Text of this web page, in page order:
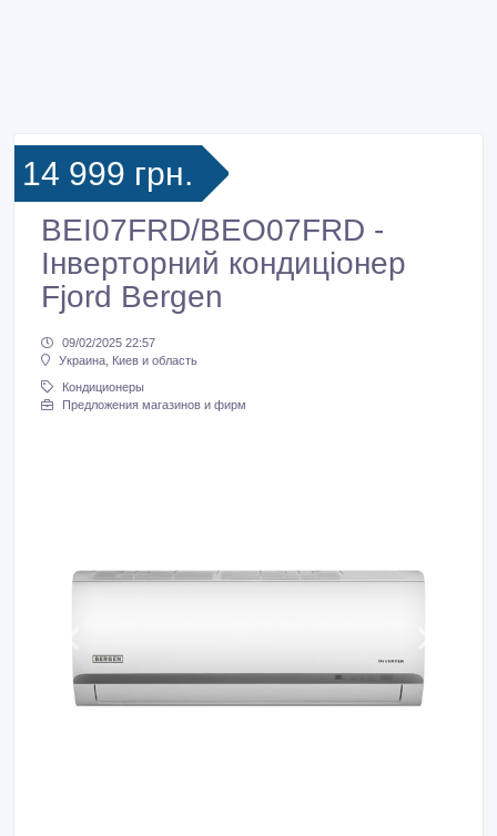
14 999 грн.
BEI07FRD/BEO07FRD -
Інверторний кондиціонер
Fjord Bergen
09/02/2025 22:57
Украина, Киев и область
Кондиционеры
Предложения магазинов и фирм